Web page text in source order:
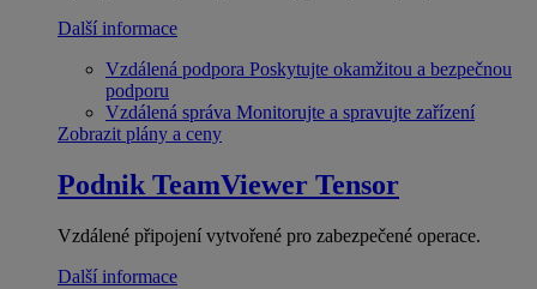
Další informace
Vzdálená podpora Poskytujte okamžitou a bezpečnou
podporu
Vzdálená správa Monitorujte a spravujte zařízení
Zobrazit plány a ceny
Podnik TeamViewer Tensor
Vzdálené připojení vytvořené pro zabezpečené operace.
Další informace